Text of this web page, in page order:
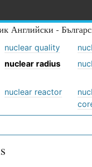
Английски -
nuclear quality
nuclear radius
nuclear reactor